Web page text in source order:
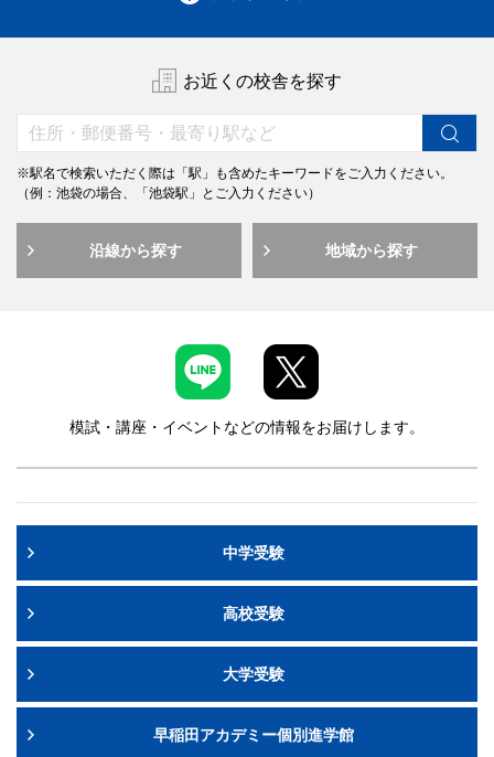
お近くの校舎を探す
※駅名で検索いただく際は「駅」も含めたキーワードをご入力ください。
（例：池袋の場合、「池袋駅」とご入力ください）
沿線から探す 地域から探す
模試・講座・イベントなどの情報をお届けします。
中学受験
高校受験
大学受験
早稲田アカデミー個別進学館